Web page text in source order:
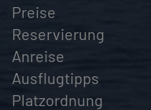
Preise
Reservierung
Anreise
Ausflugtipps
Platzordnung